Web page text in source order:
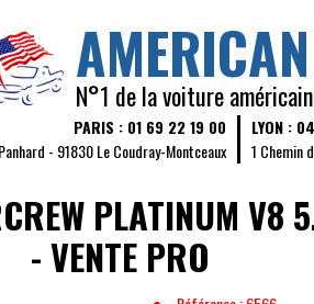
N°1 de la voiture
PARIS : 01 69 22 19 00
- 91830 Le Coudray-Montceaux
LYON :
1 Chemin
PLATINUM V8
- VENTE PRO